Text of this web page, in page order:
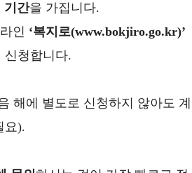
기간을 가집니다.
인 ‘복지로(www.bokjiro.go.kr)’
신청합니다.
해에 별도로 신청하지 않아도 계
요).